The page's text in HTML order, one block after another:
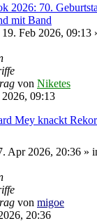
2026: 70.
mit Band
Feb 2026, 09:13
von Niketes
09:13
Mey knackt
Apr 2026, 20:36 »
von migoe
20:36